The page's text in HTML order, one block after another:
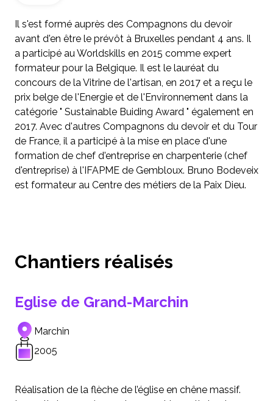
Il s'est formé auprès des Compagnons du devoir
avant d'en être le prévôt à Bruxelles pendant 4 ans. Il
a participé au Worldskills en 2015 comme expert
formateur pour la Belgique. Il est le lauréat du
concours de la Vitrine de l'artisan, en 2017 et a reçu le
prix belge de l'Energie et de l'Environnement dans la
catégorie " Sustainable Buiding Award " également en
2017. Avec d'autres Compagnons du devoir et du Tour
de France, il a participé à la mise en place d'une
formation de chef d'entreprise en charpenterie (chef
d'entreprise) à l'IFAPME de Gembloux. Bruno Bodeveix
est formateur au Centre des métiers de la Paix Dieu.
Chantiers réalisés
Eglise de Grand-Marchin
Marchin
2005
Réalisation de la flèche de l’église en chêne massif.